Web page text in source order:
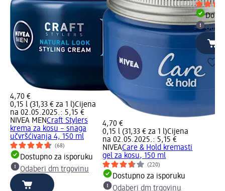
4,70 €
0,15 l (31,33 € za 1 l)Cijena
na 02.05.2025.: 5,15 €
NIVEA MENCraft Stylers
krema za kosu – snaga
učvršćivanja 4, 150 ml
(68)
Dostupno za isporuku
Odaberi dm trgovinu
4,70 €
0,15 l (31,33 € za 1 l)Cijena
na 02.05.2025.: 5,15 €
NIVEACare & Hold kremasti
gel za kosu, 150 ml
(220)
Dostupno za isporuku
Odaberi dm trgovinu